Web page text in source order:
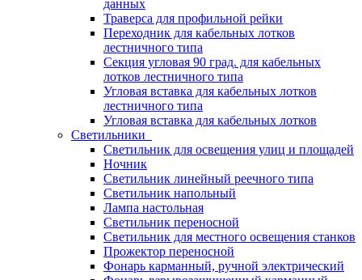
данных
Траверса для профильной рейки
Переходник для кабельных лотков
лестничного типа
Секция угловая 90 град. для кабельных
лотков лестничного типа
Угловая вставка для кабельных лотков
лестничного типа
Угловая вставка для кабельных лотков
Светильники
Светильник для освещения улиц и площадей
Ночник
Светильник линейный реечного типа
Светильник напольный
Лампа настольная
Светильник переносной
Светильник для местного освещения станков
Прожектор переносной
Фонарь карманный, ручной электрический